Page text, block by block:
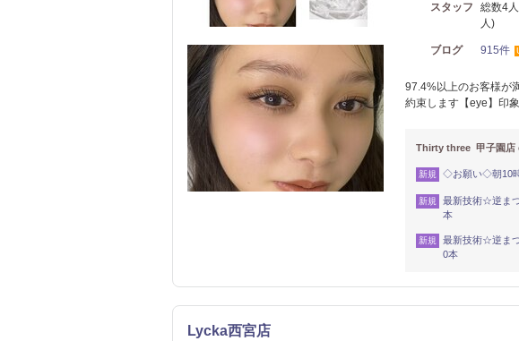
スタッフ
総数4
人)
ブログ 915件
97.4%以上のお客様が
約束します【eye】印
Thirty three 甲子園店
新規 ◇お願い◇朝10時
新規
最新技術☆逆ま
本
新規
最新技術☆逆ま
0本
Lycka西宮店